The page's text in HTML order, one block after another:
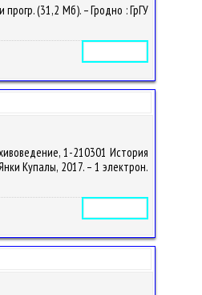
(31,2 Мб). – Гродно : ГрГУ
1-210301 История
Купалы, 2017. – 1 электрон.